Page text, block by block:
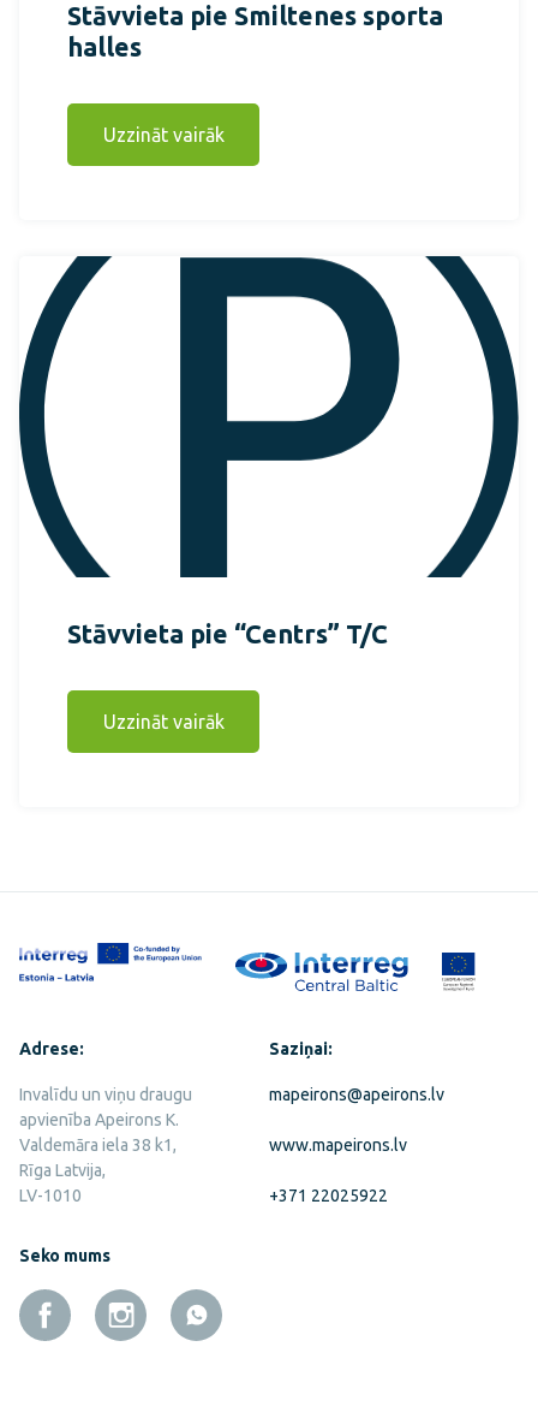
Stāvvieta pie Smiltenes sporta
halles
Uzzināt vairāk
Stāvvieta pie “Centrs” T/C
Uzzināt vairāk
Adrese:
Invalīdu un viņu draugu
apvienība Apeirons K.
Valdemāra iela 38 k1,
Rīga Latvija,
LV-1010
Saziņai:
mapeirons@apeirons.lv
www.mapeirons.lv
+371 22025922
Seko mums